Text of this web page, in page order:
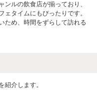
ルの飲食店が揃っており、
タイムにもぴったりです。
ため、時間をずらして訪れる
紹介します。